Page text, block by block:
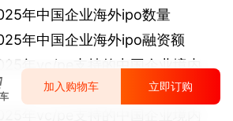
年中国企业海外ipo数量
年中国企业海外ipo融资额
年vc/pe支持的中国企业境内
加入购物车 立即订购